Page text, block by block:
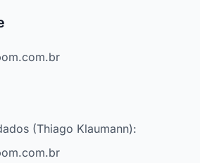
(Thiago Klaumann):